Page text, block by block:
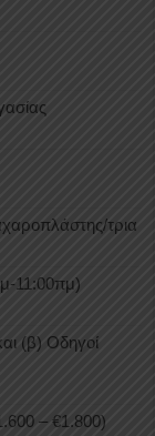
τρια
11:00πμ)
(β) Οδηγοί
– €1.800)